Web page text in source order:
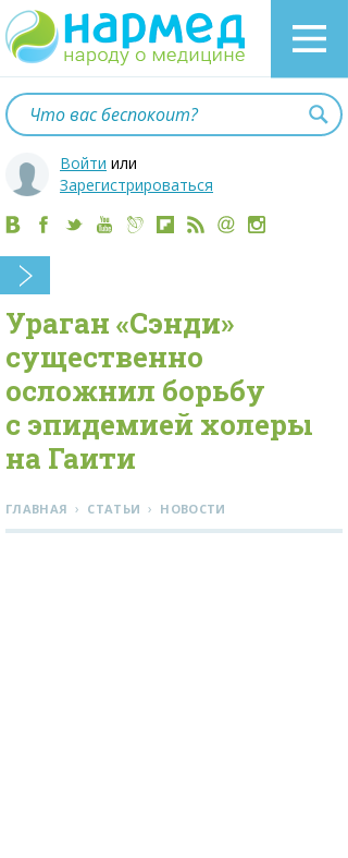
Войти или
Зарегистрироваться
Ураган «Сэнди»
существенно
осложнил борьбу
с эпидемией холеры
на Гаити
ГЛАВНАЯ › СТАТЬИ › НОВОСТИ